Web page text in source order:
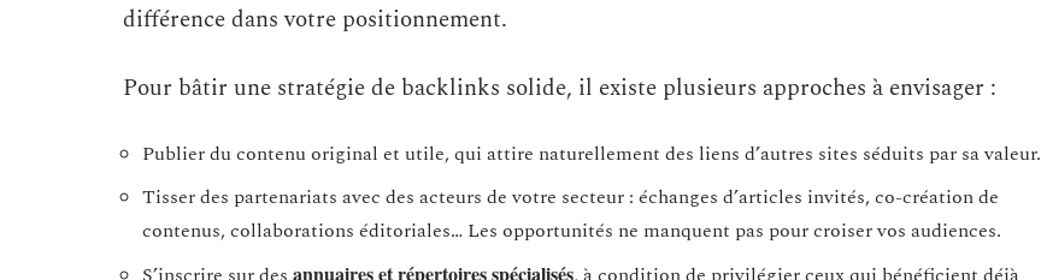
différence dans votre positionnement.
Pour bâtir une stratégie de backlinks solide, il existe plusieurs approches à envisager :
Publier du contenu original et utile, qui attire naturellement des liens d’autres sites séduits par sa valeur.
Tisser des partenariats avec des acteurs de votre secteur : échanges d’articles invités, co-création de
contenus, collaborations éditoriales… Les opportunités ne manquent pas pour croiser vos audiences.
annuaires et répertoires spécialisés